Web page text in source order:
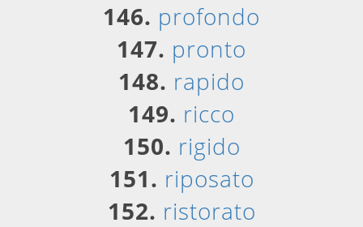
146. profondo
147. pronto
148. rapido
149. ricco
150. rigido
151. riposato
152. ristorato